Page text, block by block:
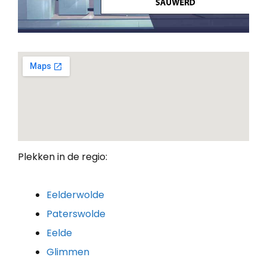
Plekken in de regio:
Eelderwolde
Paterswolde
Eelde
Glimmen